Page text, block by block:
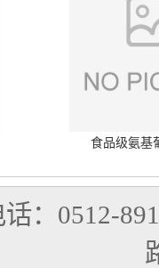
食品级氨基
话：0512-